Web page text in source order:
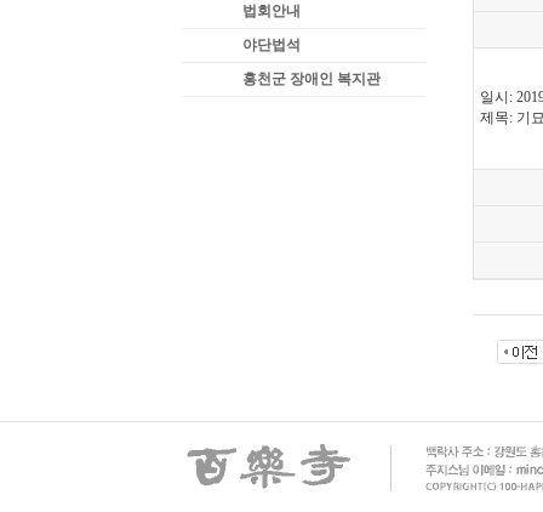
법회안내
야단법석
홍천군 장애인 복지관
일시:
제목: 기